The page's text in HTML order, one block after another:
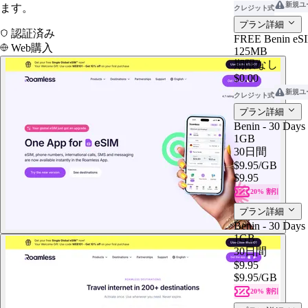
ます。
認証済み
Web購入
クレジット式 新規ユ
プラン詳細
FREE Benin
125MB
期限なし
$0.00
クレジット式 新規ユ
プラン詳細
Benin - 30 Days
1GB
30日間
$9.95/GB
$9.95
20% 割引
プラン詳細
Benin - 30 Days
1GB
30日間
$9.95
$9.95/GB
20% 割引